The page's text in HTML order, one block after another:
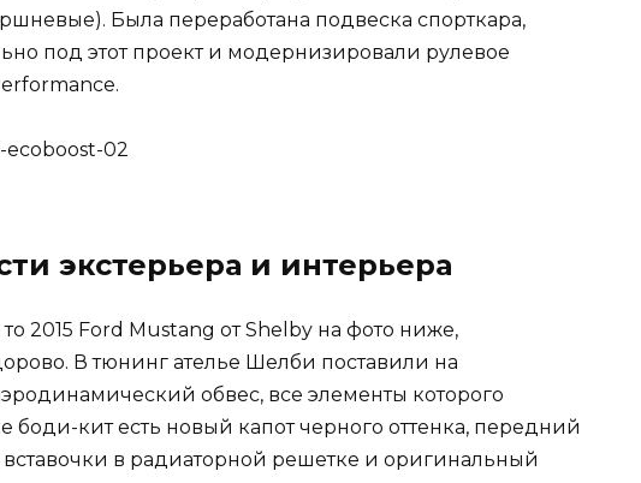
Была переработана подвеска спорткара,
под этот проект и модернизировали рулевое
экстерьера и интерьера
2015 Ford Mustang от Shelby на фото ниже,
В тюнинг ателье Шелби поставили на
обвес, все элементы которого
боди-кит есть новый капот черного оттенка, передний
вставочки в радиаторной решетке и оригинальный